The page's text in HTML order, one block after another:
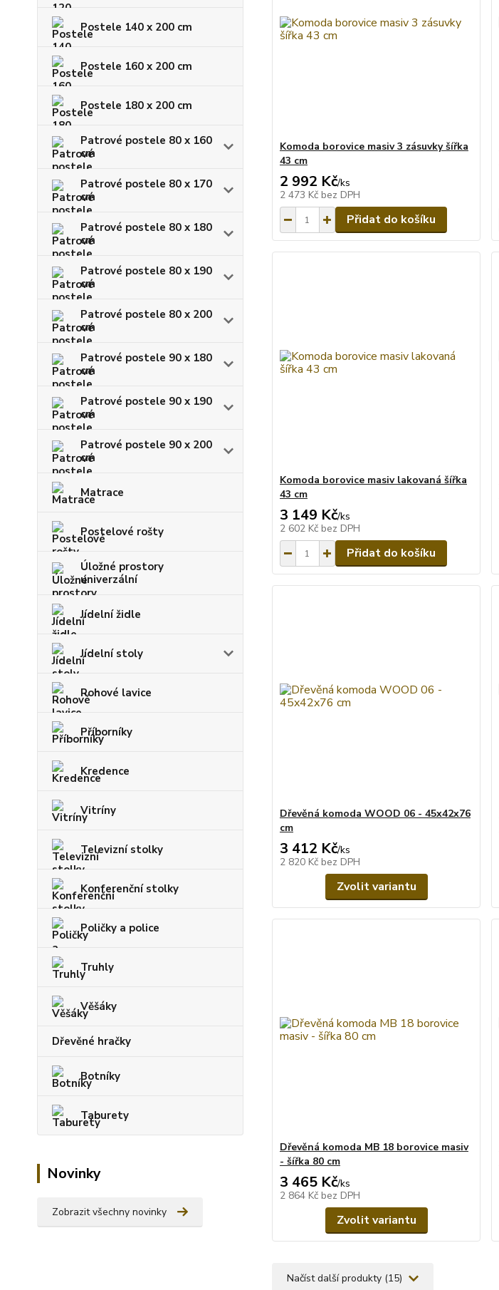
Postele 140 x 200 cm
Postele 160 x 200 cm
Postele 180 x 200 cm
Patrové postele 80 x 160
cm
Patrové postele 80 x 170
cm
Patrové postele 80 x 180
cm
Patrové postele 80 x 190
cm
Patrové postele 80 x 200
cm
Patrové postele 90 x 180
cm
Patrové postele 90 x 190
cm
Patrové postele 90 x 200
cm
Matrace
Postelové rošty
Úložné prostory
univerzální
Jídelní židle
Jídelní stoly
Rohové lavice
Příborníky
Kredence
Vitríny
Televizní stolky
Konferenční stolky
Poličky a police
Truhly
Věšáky
Dřevěné hračky
Botníky
Taburety
Novinky
Zobrazit všechny novinky
Komoda borovice masiv 3 zásuvky šířka
43 cm
2 992 Kč/ks
2 473 Kč bez DPH
Přidat do košíku
Komoda borovice masiv lakovaná šířka
43 cm
3 149 Kč/ks
2 602 Kč bez DPH
Přidat do košíku
Dřevěná komoda WOOD 06 - 45x42x76
cm
3 412 Kč/ks
2 820 Kč bez DPH
Zvolit variantu
Dřevěná komoda MB 18 borovice masiv
- šířka 80 cm
3 465 Kč/ks
2 864 Kč bez DPH
Zvolit variantu
Načíst další produkty (15)